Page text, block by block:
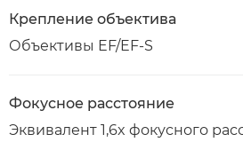
Крепление объектива
Объективы EF/EF-S
Фокусное расстояние
Эквивалент 1,6x фокусного